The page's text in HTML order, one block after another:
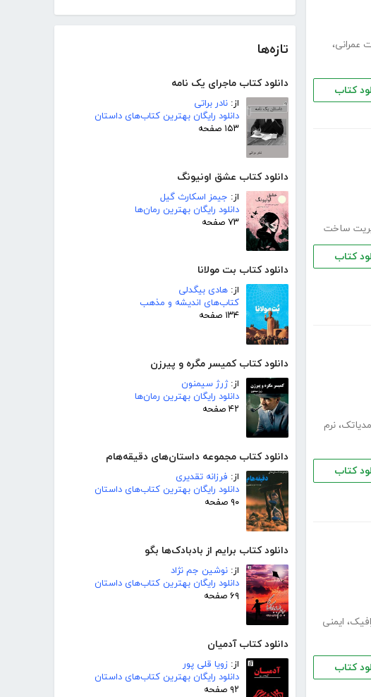
تازه‌ها
دانلود کتاب ماجرای یک نامه
از: نادر براتی
دانلود رایگان بهترین کتاب‌های داستان
۱۵۳ صفحه
دانلود کتاب عشق اونیونگ
از: جیمز اسکارث گیل
دانلود رایگان بهترین رمان‌ها
۷۳ صفحه
دانلود کتاب بت مولانا
از: هادی بیگدلی
کتاب‌های اندیشه و مذهب
۱۳۴ صفحه
دانلود کتاب کمیسر مگره و پیرزن
از:ژرژ سیمنون
دانلود رایگان بهترین رمان‌ها
۴۲ صفحه
دانلود کتاب مجموعه داستان‌های دقیقه‌هام
از: فرزانه تقدیری
دانلود رایگان بهترین کتاب‌های داستان
۹۰ صفحه
دانلود کتاب برایم از بادبادک‌ها بگو
از: نوشین جم نژاد
دانلود رایگان بهترین کتاب‌های داستان
۶۹ صفحه
دانلود کتاب آدمیان
از: زویا قلی پور
دانلود رایگان بهترین کتاب‌های داستان
۹۲ صفحه
عمرانی،
کتاب
ساخت
کتاب
، نرم
کتاب
، ایمنی
کتاب